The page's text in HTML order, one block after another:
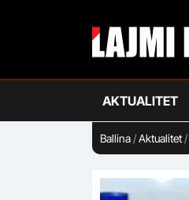
AKTUALITET
Ballina/Aktualitet/